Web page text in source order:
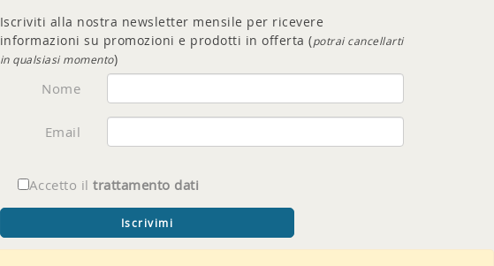
Iscriviti alla nostra newsletter mensile per ricevere
informazioni su promozioni e prodotti in offerta (potrai cancellarti
in qualsiasi momento)
Nome
Email
Accetto il trattamento dati